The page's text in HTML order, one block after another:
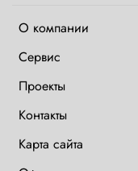
О компании
Сервис
Проекты
Контакты
Карта сайта